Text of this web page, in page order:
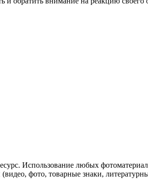
Использование любых
фото, товарные знаки,